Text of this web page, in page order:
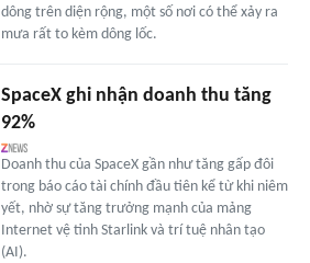
dông trên diện rộng, một số nơi có thể xảy ra
mưa rất to kèm dông lốc.
SpaceX ghi nhận doanh thu tăng
92%
Doanh thu của SpaceX gần như tăng gấp đôi
trong báo cáo tài chính đầu tiên kể từ khi niêm
yết, nhờ sự tăng trưởng mạnh của mảng
Internet vệ tinh Starlink và trí tuệ nhân tạo
(AI).